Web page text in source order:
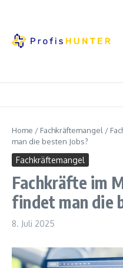
Home / Fachkräftemangel /
man die besten Jobs?
Fachkräftemangel
Fachkräfte im
findet man die
8. Juli 2025